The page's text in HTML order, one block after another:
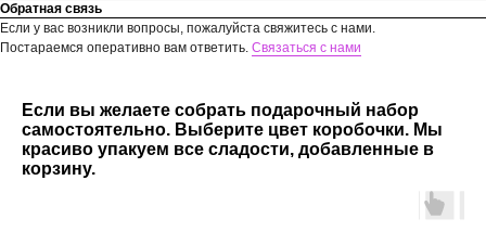
Обратная связь
Если у вас возникли вопросы, пожалуйста свяжитесь с нами.
Постараемся оперативно вам ответить. Связаться с нами
Если вы желаете собрать подарочный набор
самостоятельно. Выберите цвет коробочки. Мы
красиво упакуем все сладости, добавленные в
корзину.